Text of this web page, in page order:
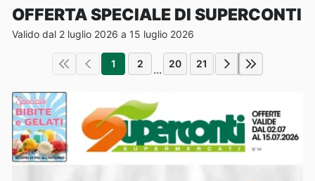
OFFERTA SPECIALE DI SUPERCONTI
Valido dal 2 luglio 2026 a 15 luglio 2026
1 2 ... 20 21